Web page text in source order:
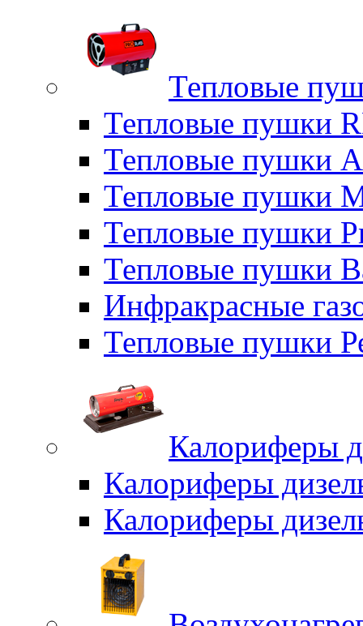
Тепловые
Тепловые пушки
Тепловые пушки
Тепловые пушки
Тепловые пушки
Тепловые пушки
Инфракрасные
Тепловые пушки
Калориферы
Калориферы
Калориферы